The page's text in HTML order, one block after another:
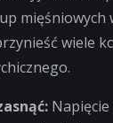
mięśniowych
wiele